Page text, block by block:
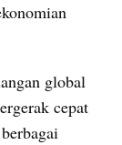
global
cepat